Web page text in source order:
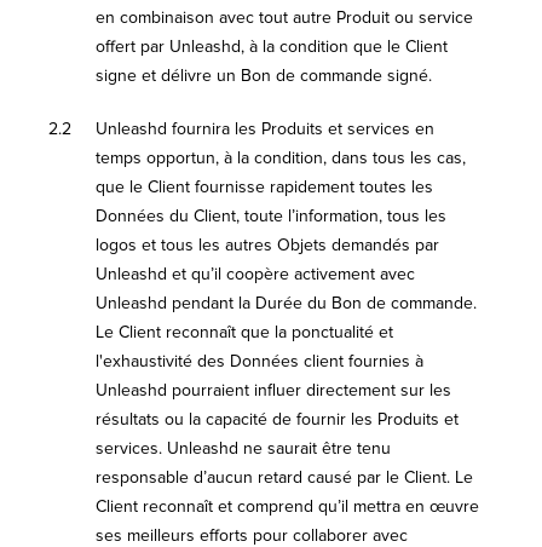
en combinaison avec tout autre Produit ou service
offert par Unleashd, à la condition que le Client
signe et délivre un Bon de commande signé.
2.2
Unleashd fournira les Produits et services en
temps opportun, à la condition, dans tous les cas,
que le Client fournisse rapidement toutes les
Données du Client, toute l’information, tous les
logos et tous les autres Objets demandés par
Unleashd et qu’il coopère activement avec
Unleashd pendant la Durée du Bon de commande.
Le Client reconnaît que la ponctualité et
l'exhaustivité des Données client fournies à
Unleashd pourraient influer directement sur les
résultats ou la capacité de fournir les Produits et
services. Unleashd ne saurait être tenu
responsable d’aucun retard causé par le Client. Le
Client reconnaît et comprend qu’il mettra en œuvre
ses meilleurs efforts pour collaborer avec